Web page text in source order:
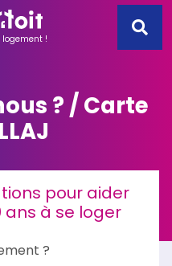
logement !
? / Carte
pour aider
ans à se loger
?